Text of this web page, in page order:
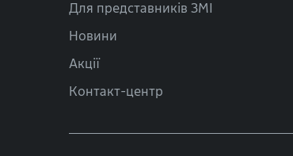
Для представників ЗМІ
Новини
Акції
Контакт-центр